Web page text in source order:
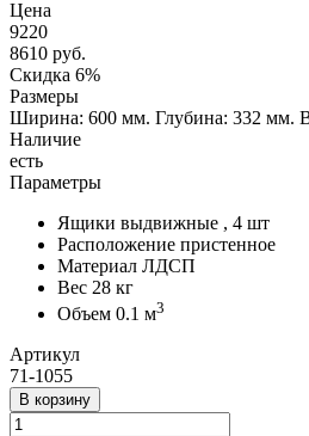
Цена
9220
8610 руб.
Скидка 6%
Размеры
Ширина: 600 мм. Глубина: 332 мм.
Наличие
есть
Параметры
Ящики выдвижные , 4 шт
Расположение пристенное
Материал ЛДСП
Вес 28 кг
Объем 0.1 м3
Артикул
71-1055
В корзину